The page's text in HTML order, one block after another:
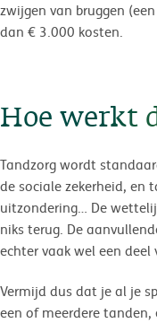
zwijgen van bruggen
dan € 3.000 kosten.
Hoe werkt
Tandzorg wordt
de sociale zekerheid, en
uitzondering… De
niks terug. De
echter vaak wel een deel
Vermijd dus dat je al je
een of meerdere